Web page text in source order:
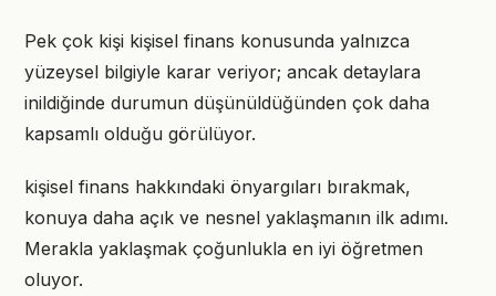
Pek çok kişi kişisel finans konusunda yalnızca
yüzeysel bilgiyle karar veriyor; ancak detaylara
inildiğinde durumun düşünüldüğünden çok daha
kapsamlı olduğu görülüyor.
kişisel finans hakkındaki önyargıları bırakmak,
konuya daha açık ve nesnel yaklaşmanın ilk adımı.
Merakla yaklaşmak çoğunlukla en iyi öğretmen
oluyor.